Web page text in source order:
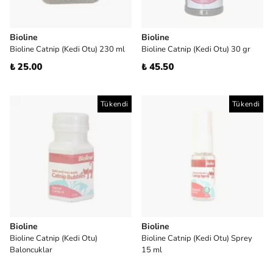
Bioline
Bioline Catnip (Kedi Otu) 230 ml
₺ 25.00
Bioline
Bioline Catnip (Kedi Otu) 30 gr
₺ 45.50
Tükendi
Bioline
Bioline Catnip (Kedi Otu)
Baloncuklar
Tükendi
Bioline
Bioline Catnip (Kedi Otu) Sprey
15 ml